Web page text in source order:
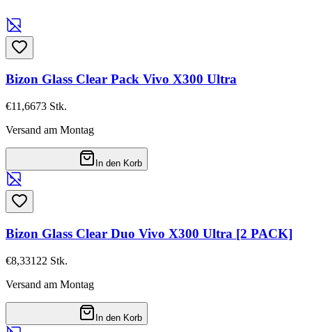
Bizon Glass Clear Pack Vivo X300 Ultra
€11,6673 Stk.
Versand am Montag
In den Korb
Bizon Glass Clear Duo Vivo X300 Ultra [2 PACK]
€8,33122 Stk.
Versand am Montag
In den Korb